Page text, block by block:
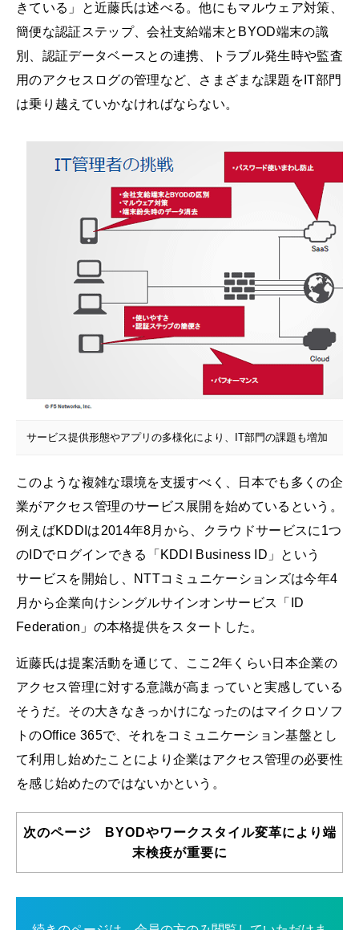
きている」と近藤氏は述べる。他にもマルウェア対策、
簡便な認証ステップ、会社支給端末とBYOD端末の識
別、認証データベースとの連携、トラブル発生時や監査
用のアクセスログの管理など、さまざまな課題をIT部門
は乗り越えていかなければならない。
サービス提供形態やアプリの多様化により、IT部門の課題も増加
このような複雑な環境を支援すべく、日本でも多くの企
業がアクセス管理のサービス展開を始めているという。
例えばKDDIは2014年8月から、クラウドサービスに1つ
のIDでログインできる「KDDI Business ID」という
サービスを開始し、NTTコミュニケーションズは今年4
月から企業向けシングルサインオンサービス「ID
Federation」の本格提供をスタートした。
近藤氏は提案活動を通じて、ここ2年くらい日本企業の
アクセス管理に対する意識が高まっていと実感している
そうだ。その大きなきっかけになったのはマイクロソフ
トのOffice 365で、それをコミュニケーション基盤とし
て利用し始めたことにより企業はアクセス管理の必要性
を感じ始めたのではないかという。
次のページ BYODやワークスタイル変革により端
末検疫が重要に